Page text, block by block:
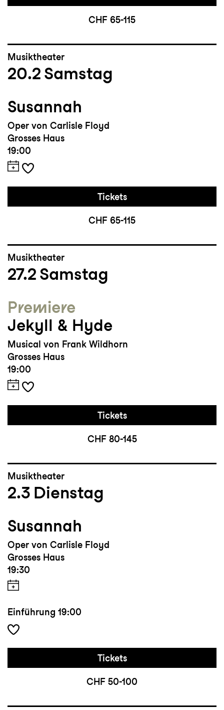
CHF 65-115
Musiktheater
20.2 Samstag
Susannah
Oper von Carlisle Floyd
Grosses Haus
19:00
Tickets
CHF 65-115
Musiktheater
27.2 Samstag
Premiere
Jekyll & Hyde
Musical von Frank Wildhorn
Grosses Haus
19:00
Tickets
CHF 80-145
Musiktheater
2.3 Dienstag
Susannah
Oper von Carlisle Floyd
Grosses Haus
19:30
Einführung 19:00
Tickets
CHF 50-100